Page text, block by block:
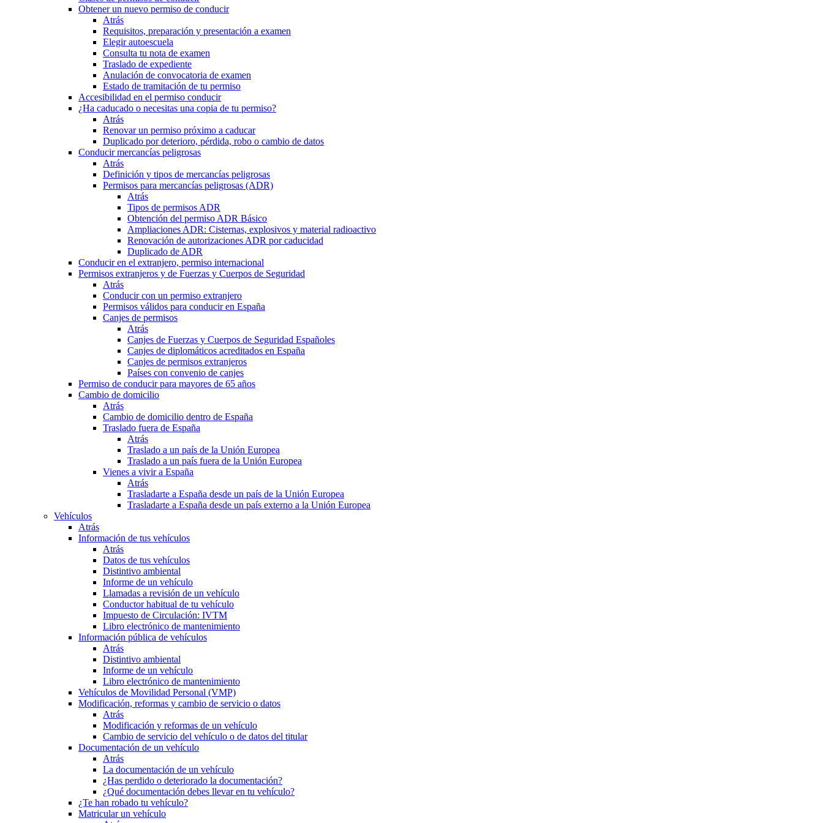
Obtener un nuevo permiso de conducir
Atrás
Requisitos, preparación y presentación a examen
Elegir autoescuela
Consulta tu nota de examen
Traslado de expediente
Anulación de convocatoria de examen
Estado de tramitación de tu permiso
Accesibilidad en el permiso conducir
¿Ha caducado o necesitas una copia de tu permiso?
Atrás
Renovar un permiso próximo a caducar
Duplicado por deterioro, pérdida, robo o cambio de datos
Conducir mercancías peligrosas
Atrás
Definición y tipos de mercancías peligrosas
Permisos para mercancías peligrosas (ADR)
Atrás
Tipos de permisos ADR
Obtención del permiso ADR Básico
Ampliaciones ADR: Cisternas, explosivos y material radioactivo
Renovación de autorizaciones ADR por caducidad
Duplicado de ADR
Conducir en el extranjero, permiso internacional
Permisos extranjeros y de Fuerzas y Cuerpos de Seguridad
Atrás
Conducir con un permiso extranjero
Permisos válidos para conducir en España
Canjes de permisos
Atrás
Canjes de Fuerzas y Cuerpos de Seguridad Españoles
Canjes de diplomáticos acreditados en España
Canjes de permisos extranjeros
Países con convenio de canjes
Permiso de conducir para mayores de 65 años
Cambio de domicilio
Atrás
Cambio de domicilio dentro de España
Traslado fuera de España
Atrás
Traslado a un país de la Unión Europea
Traslado a un país fuera de la Unión Europea
Vienes a vivir a España
Atrás
Trasladarte a España desde un país de la Unión Europea
Trasladarte a España desde un país externo a la Unión Europea
Vehículos
Atrás
Información de tus vehículos
Atrás
Datos de tus vehículos
Distintivo ambiental
Informe de un vehículo
Llamadas a revisión de un vehículo
Conductor habitual de tu vehículo
Impuesto de Circulación: IVTM
Libro electrónico de mantenimiento
Información pública de vehículos
Atrás
Distintivo ambiental
Informe de un vehículo
Libro electrónico de mantenimiento
Vehículos de Movilidad Personal (VMP)
Modificación, reformas y cambio de servicio o datos
Atrás
Modificación y reformas de un vehículo
Cambio de servicio del vehículo o de datos del titular
Documentación de un vehículo
Atrás
La documentación de un vehículo
¿Has perdido o deteriorado la documentación?
¿Qué documentación debes llevar en tu vehículo?
¿Te han robado tu vehículo?
Matricular un vehículo